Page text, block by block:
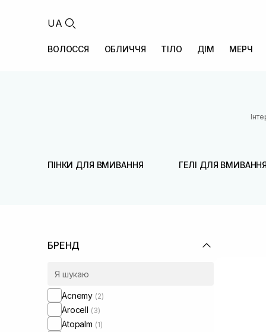
UA
ВОЛОССЯ ОБЛИЧЧЯ ТІЛО ДІМ МЕРЧ
ПІНКИ ДЛЯ ВМИВАННЯ ГЕЛІ ДЛЯ ВМИВАННЯ
БРЕНД
Acnemy (2)
Arocell (3)
Atopalm (1)